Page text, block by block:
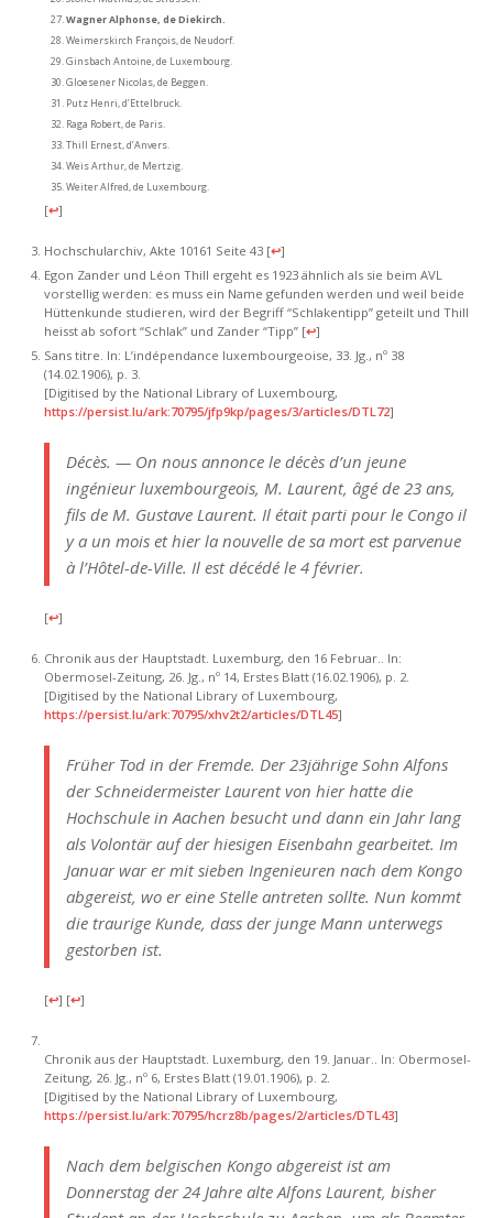
Wagner Alphonse, de Diekirch.
Weimerskirch François, de Neudorf.
Ginsbach Antoine, de Luxembourg.
Gloesener Nicolas, de Beggen.
Putz Henri, d’Ettelbruck.
Raga Robert, de Paris.
Thill Ernest, d’Anvers.
Weis Arthur, de Mertzig.
Weiter Alfred, de Luxembourg.
[↩]
Hochschularchiv, Akte 10161 Seite 43 [↩]
Egon Zander und Léon Thill ergeht es 1923 ähnlich als sie beim AVL
vorstellig werden: es muss ein Name gefunden werden und weil beide
Hüttenkunde studieren, wird der Begriff “Schlakentipp” geteilt und Thill
heisst ab sofort “Schlak” und Zander “Tipp” [↩]
Sans titre. In: L’indépendance luxembourgeoise, 33. Jg., nº 38
(14.02.1906), p. 3.
[Digitised by the National Library of Luxembourg,
https://persist.lu/ark:70795/jfp9kp/pages/3/articles/DTL72]
Décès. — On nous annonce le décès d’un jeune
ingénieur luxembourgeois, M. Laurent, âgé de 23 ans,
fils de M. Gustave Laurent. Il était parti pour le Congo il
y a un mois et hier la nouvelle de sa mort est parvenue
à l’Hôtel-de-Ville. Il est décédé le 4 février.
[↩]
Chronik aus der Hauptstadt. Luxemburg, den 16 Februar.. In:
Obermosel-Zeitung, 26. Jg., nº 14, Erstes Blatt (16.02.1906), p. 2.
[Digitised by the National Library of Luxembourg,
https://persist.lu/ark:70795/xhv2t2/articles/DTL45]
Früher Tod in der Fremde. Der 23jährige Sohn Alfons
der Schneidermeister Laurent von hier hatte die
Hochschule in Aachen besucht und dann ein Jahr lang
als Volontär auf der hiesigen Eisenbahn gearbeitet. Im
Januar war er mit sieben Ingenieuren nach dem Kongo
abgereist, wo er eine Stelle antreten sollte. Nun kommt
die traurige Kunde, dass der junge Mann unterwegs
gestorben ist.
[↩] [↩]
Chronik aus der Hauptstadt. Luxemburg, den 19. Januar.. In: Obermosel-
Zeitung, 26. Jg., nº 6, Erstes Blatt (19.01.1906), p. 2.
[Digitised by the National Library of Luxembourg,
https://persist.lu/ark:70795/hcrz8b/pages/2/articles/DTL43]
Nach dem belgischen Kongo abgereist ist am
Donnerstag der 24 Jahre alte Alfons Laurent, bisher